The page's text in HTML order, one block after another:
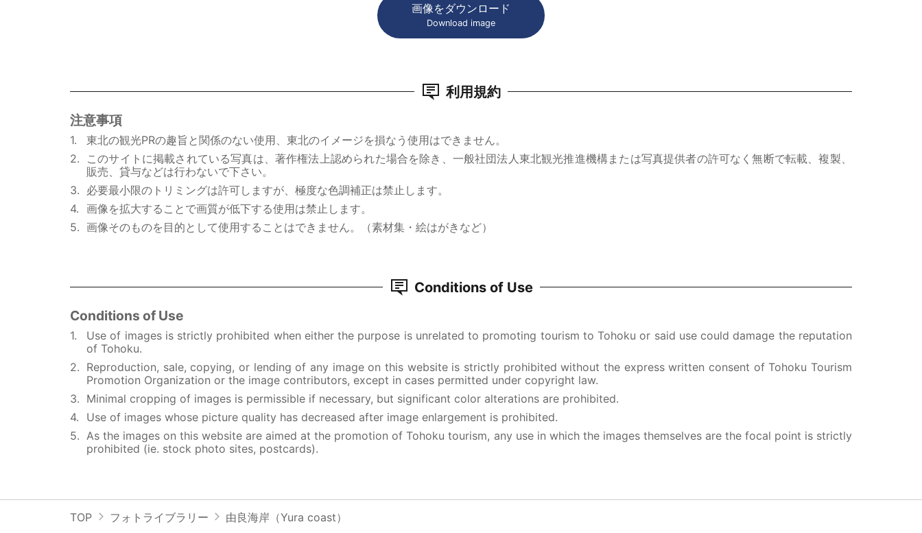
画像をダウンロード
Download image
利用規約
注意事項
東北の観光PRの趣旨と関係のない使用、東北のイメージを損なう使用はできません。
このサイトに掲載されている写真は、著作権法上認められた場合を除き、一般社団法人東北観光推進機構または写真提供者の許可なく無断で転載、複製、
販売、貸与などは行わないで下さい。
必要最小限のトリミングは許可しますが、極度な色調補正は禁止します。
画像を拡大することで画質が低下する使用は禁止します。
画像そのものを目的として使用することはできません。（素材集・絵はがきなど）
Conditions of Use
Conditions of Use
Use of images is strictly prohibited when either the purpose is unrelated to promoting tourism to Tohoku or said use could damage the reputation
of Tohoku.
Reproduction, sale, copying, or lending of any image on this website is strictly prohibited without the express written consent of Tohoku Tourism
Promotion Organization or the image contributors, except in cases permitted under copyright law.
Minimal cropping of images is permissible if necessary, but significant color alterations are prohibited.
Use of images whose picture quality has decreased after image enlargement is prohibited.
As the images on this website are aimed at the promotion of Tohoku tourism, any use in which the images themselves are the focal point is strictly
prohibited (ie. stock photo sites, postcards).
TOP フォトライブラリー 由良海岸 Yura coast